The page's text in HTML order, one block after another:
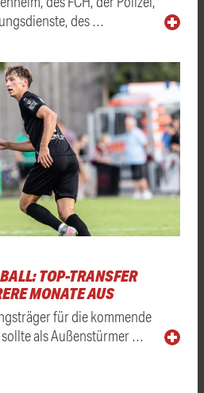
des …
TOP-TRANSFER
MONATE AUS
für die kommende
als Außenstürmer …